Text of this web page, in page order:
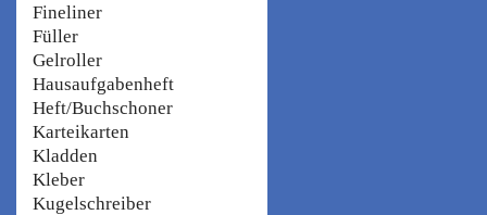
Fineliner
Füller
Gelroller
Hausaufgabenheft
Heft/Buchschoner
Karteikarten
Kladden
Kleber
Kugelschreiber